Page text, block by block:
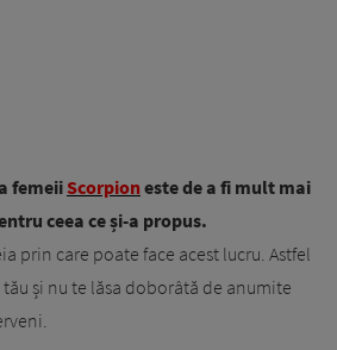
femeiiScorpioneste de a fi mult mai
ceea ce și-a propus.
prin care poate face acest lucru. Astfel
și nu te lăsa doborâtă de anumite